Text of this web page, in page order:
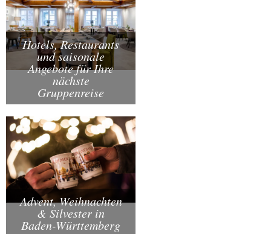
Hotels, Restaurants
und saisonale
Angebote für Ihre
nächste
Gruppenreise
Advent, Weihnachten
& Silvester in
Baden-Württemberg